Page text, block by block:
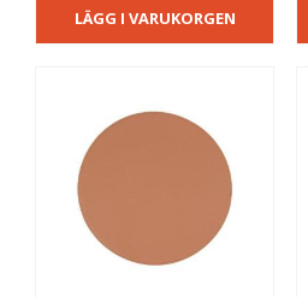
LÄGG I VARUKORGEN